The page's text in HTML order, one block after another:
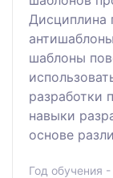
Дисциплина
шаблоны
разработки
навыки
основе
Год обучения -